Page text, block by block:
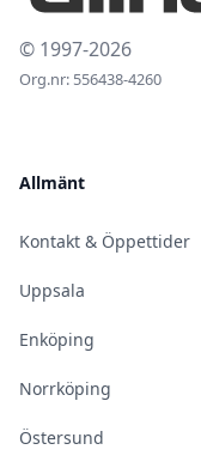
© 1997-2026
Org.nr: 556438-4260
Allmänt
Kontakt & Öppettider
Uppsala
Enköping
Norrköping
Östersund